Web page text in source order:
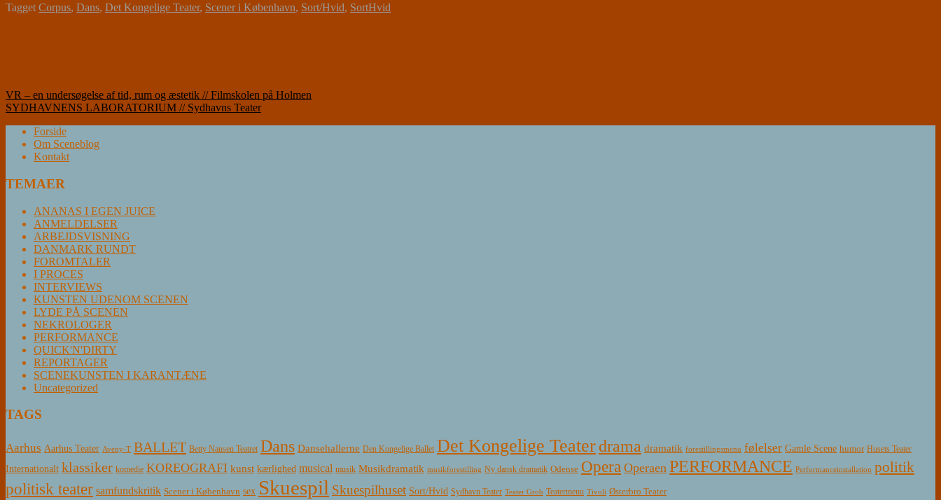
Tagget Corpus, Dans, Det Kongelige Teater, Scener i København, Sort/Hvid, SortHvid
Indlægsnavigation
VR – en undersøgelse af tid, rum og æstetik // Filmskolen på Holmen
SYDHAVNENS LABORATORIUM // Sydhavns Teater
Forside
Om Sceneblog
Kontakt
TEMAER
ANANAS I EGEN JUICE
ANMELDELSER
ARBEJDSVISNING
DANMARK RUNDT
FOROMTALER
I PROCES
INTERVIEWS
KUNSTEN UDENOM SCENEN
LYDE PÅ SCENEN
NEKROLOGER
PERFORMANCE
QUICK'N'DIRTY
REPORTAGER
SCENEKUNSTEN I KARANTÆNE
Uncategorized
TAGS
Aarhus Aarhus Teater Aveny-T BALLET Betty Nansen Teatret Dans Dansehallerne Den Kongelige Ballet Det Kongelige Teaterdrama dramatik forestillingsmenu følelser Gamle Scene humor Husets Teater
Internationalt klassiker komedie KOREOGRAFI kunst kærlighed musical musik Musikdramatik musikforestilling Ny dansk dramatik Odense Opera Operaen PERFORMANCE Performanceinstallation politik
politisk teater samfundskritik Scener i København sex Skuespil Skuespilhuset Sort/Hvid Sydhavn Teater Teater Grob Teatermenu Tivoli Østerbro Teater